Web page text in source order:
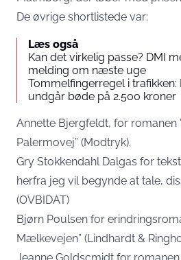
De øvrige shortlistede var:
Læs også
Kan det virkelig passe? DMI
melding om næste uge
Tommelfingerregel i trafikken:
undgår bøde på 2.500 kroner
Annette Bjergfeldt, for romanen
Palermovej” (Modtryk).
Gry Stokkendahl Dalgas for
herfra jeg vil begynde at tale,
(OVBIDAT)
Bjørn Poulsen for
Mælkevejen” (Lindhardt &